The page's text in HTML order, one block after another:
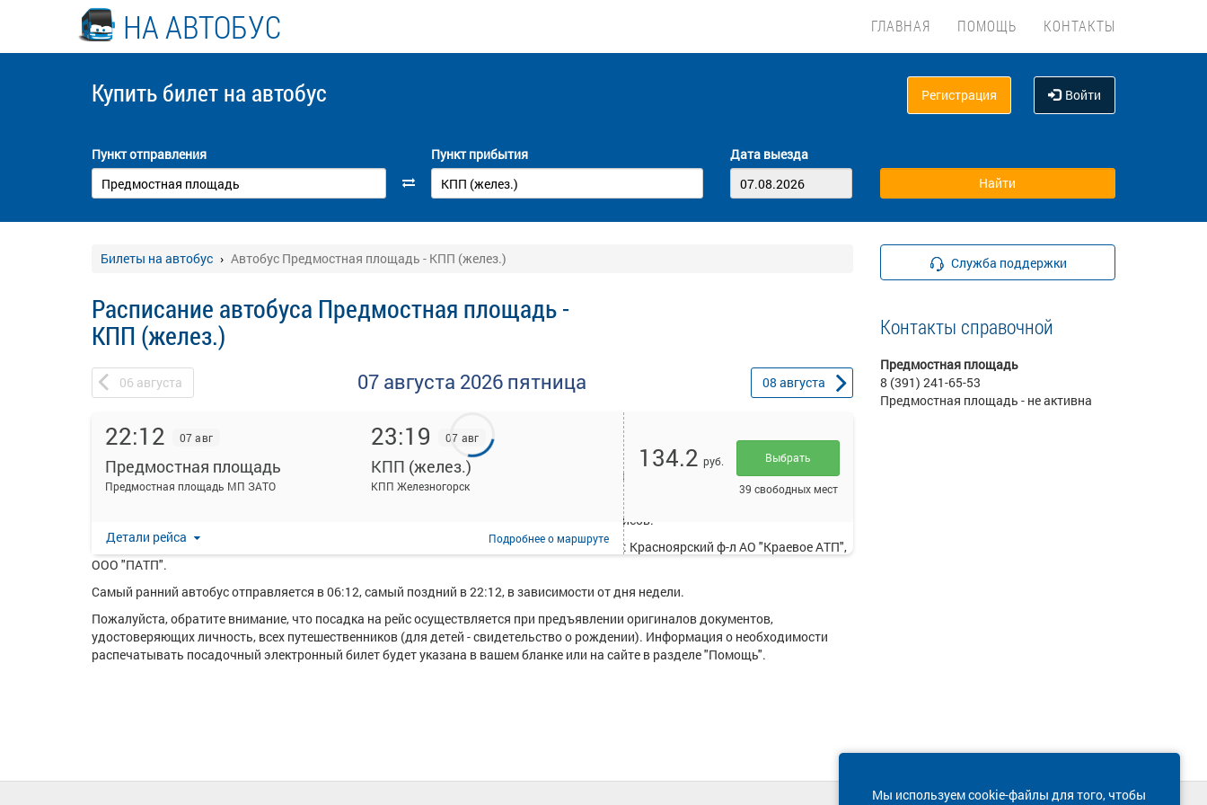
НА АВТОБУС ГЛАВНАЯ ПОМОЩЬ КОНТАКТЫ
Купить билет на автобус Регистрация Войти
Пункт отправления Пункт прибытия Дата выезда
Билеты на автобус Автобус Предмостная площадь - КПП (желез.)
Расписание автобуса Предмостная площадь -
КПП (желез.)
06 августа 07 августа 2026 пятница 08 августа
22:12 07 авг
Предмостная площадь
Предмостная площадь МП ЗАТО
23:19 07 авг
КПП (желез.)
КПП Железногорск
Детали рейса Подробнеео маршруте
134.2 руб. Выбрать
39 свободных мест
На данной странице вы можете ознакомиться с расписанием и купить билет онлайн на автобус Предмостная площадь - КПП
(желез.).
Ежедневно по маршруту Предмостная площадь - КПП (желез.) курсирует в среднем 15 рейсов.
Перевозку пассажиров по данному направлению осуществляют следующие перевозчики: Красноярский ф-л AO "Краевое АТП",
ООО "ПАТП".
Самый ранний автобус отправляется в 06:12, самый поздний в 22:12, в зависимости от дня недели.
Пожалуйста, обратите внимание, что посадка на рейс осуществляется при предъявлении оригиналов документов,
удостоверяющих личность, всех путешественников (для детей - свидетельство о рождении). Информация о необходимости
распечатывать посадочный электронный билет будет указана в вашем бланке или на сайте в разделе "Помощь".
Служба поддержки
Контакты справочной
Предмостная площадь
8 (391) 241-65-53
Предмостная площадь - не активна
Мы используем cookie-файлы для того, чтобы